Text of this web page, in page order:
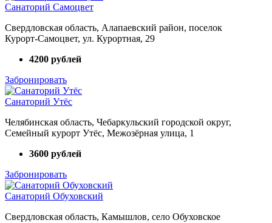
Санаторий Самоцвет
Свердловская область, Алапаевский район, поселок
Курорт‑Самоцвет, ул. Курортная, 29
4200 рублей
Забронировать
Санаторий Утёс
Челябинская область, Чебаркульский городской округ,
Семейный курорт Утёс, Межозёрная улица, 1
3600 рублей
Забронировать
Санаторий Обуховский
Свердловская область, Камышлов, село Обуховское